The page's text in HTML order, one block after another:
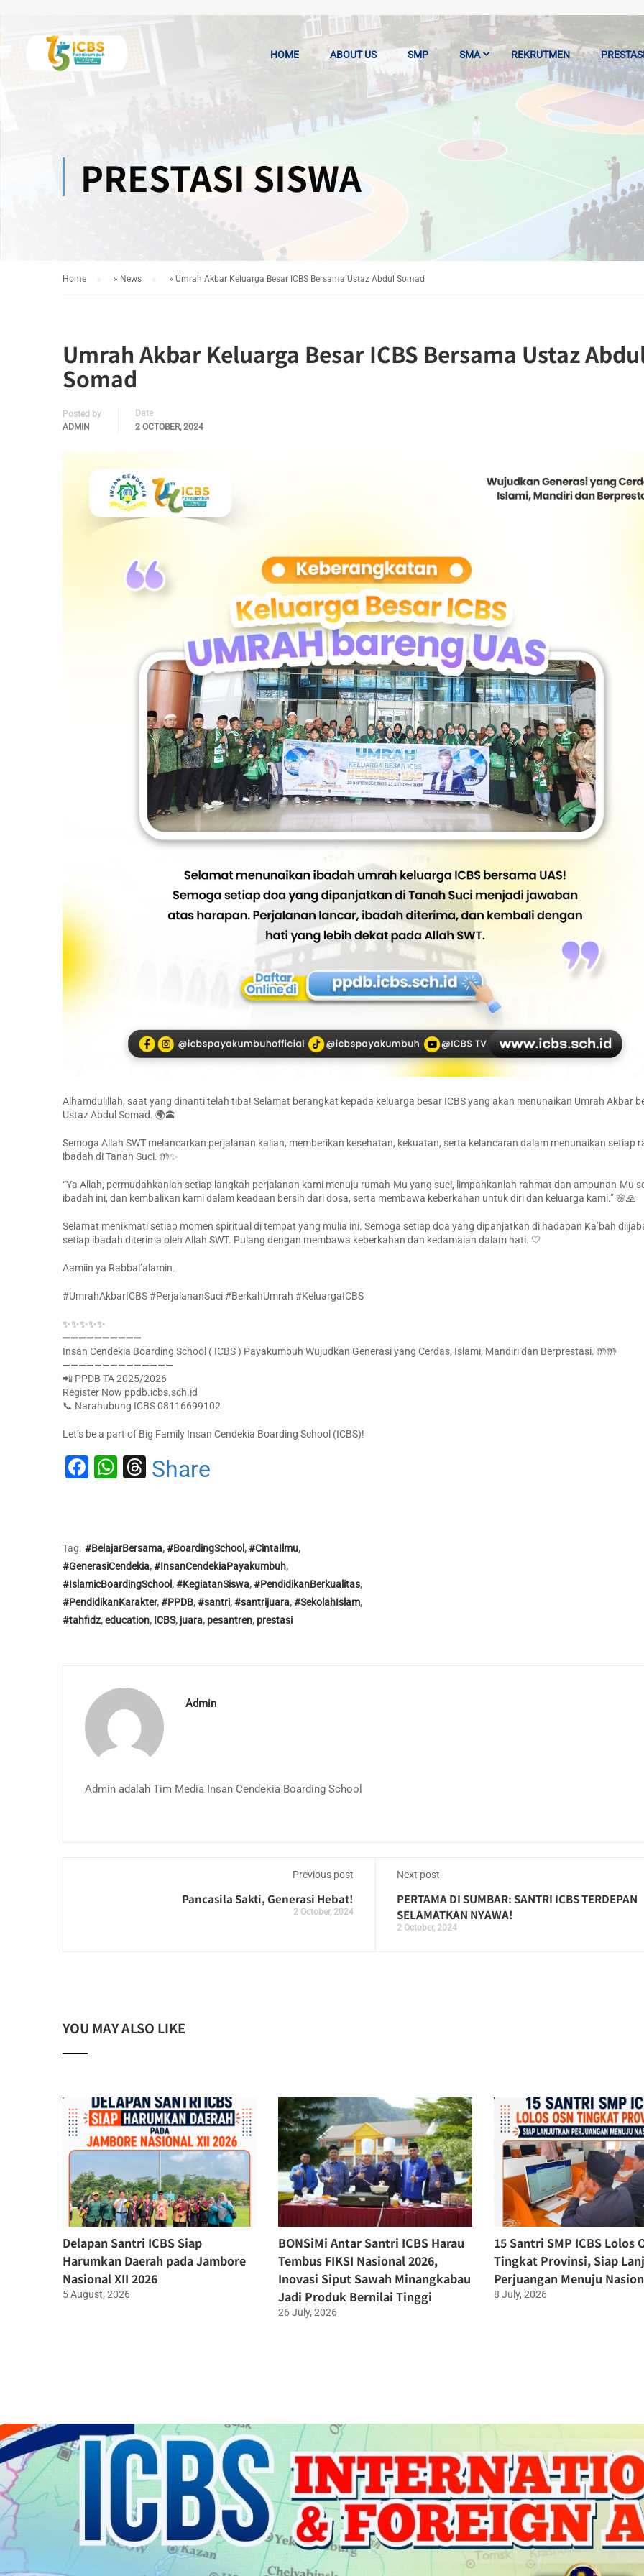
HOME ABOUT US SMP SMA REKRUTMEN
PRESTASI SISWA
Home » News » Umrah Akbar Keluarga Besar ICBS Bersama Ustaz Abdul Somad
Umrah Akbar Keluarga Besar ICBS Bersama Ustaz
Somad
Posted by
ADMIN
Date
2 OCTOBER, 2024
Alhamdulillah, saat yang dinanti telah tiba! Selamat berangkat kepada keluarga besar ICBS yang akan menunaikan Umrah Akbar
Ustaz Abdul Somad. 🌍🕋
Semoga Allah SWT melancarkan perjalanan kalian, memberikan kesehatan, kekuatan, serta kelancaran dalam menunaikan setiap
ibadah di Tanah Suci. 🤲✨
“Ya Allah, permudahkanlah setiap langkah perjalanan kami menuju rumah-Mu yang suci, limpahkanlah rahmat dan ampunan-Mu
ibadah ini, dan kembalikan kami dalam keadaan bersih dari dosa, serta membawa keberkahan untuk diri dan keluarga kami.” 🌸🙏
Selamat menikmati setiap momen spiritual di tempat yang mulia ini. Semoga setiap doa yang dipanjatkan di hadapan Ka’bah
setiap ibadah diterima oleh Allah SWT. Pulang dengan membawa keberkahan dan kedamaian dalam hati. 🤍
Aamiin ya Rabbal’alamin.
#UmrahAkbarICBS #PerjalananSuci #BerkahUmrah #KeluargaICBS
✨✨✨✨✨
➖➖➖➖➖➖➖➖➖➖
Insan Cendekia Boarding School ( ICBS ) Payakumbuh Wujudkan Generasi yang Cerdas, Islami, Mandiri dan Berprestasi. 🤲🤲
——————————————
📲 PPDB TA 2025/2026
Register Now ppdb.icbs.sch.id
📞 Narahubung ICBS 08116699102
Let’s be a part of Big Family Insan Cendekia Boarding School (ICBS)!
Facebook
WhatsApp
Threads
Share
Tag: #BelajarBersama,#BoardingSchool ,#CintaIlmu,
#GenerasiCendekia,#InsanCendekiaPayakumbuh,
#IslamicBoardingSchool ,#KegiatanSiswa,#PendidikanBerkualitas,
#PendidikanKarakter,#PPDB,#santri,#santrijuara,#SekolahIslam,
#tahfidz,education, ICBS, juara, pesantren, prestasi
Admin
Admin adalah Tim Media Insan Cendekia Boarding School
Previous post
Pancasila Sakti, Generasi Hebat!
2 October, 2024
Next post
PERTAMA DI SUMBAR: SANTRI ICBS TERDEPAN
SELAMATKAN NYAWA!
2 October, 2024
YOU MAY ALSO LIKE
Delapan Santri ICBS Siap
Harumkan Daerah pada Jambore
Nasional XII 2026
5 August, 2026
BONSiMi Antar Santri ICBS Harau
Tembus FIKSI Nasional 2026,
Inovasi Siput Sawah Minangkabau
Jadi Produk Bernilai Tinggi
26 July, 2026
15 Santri SMP ICBS Lolos
Tingkat Provinsi, Siap
Perjuangan Menuju
8 July, 2026